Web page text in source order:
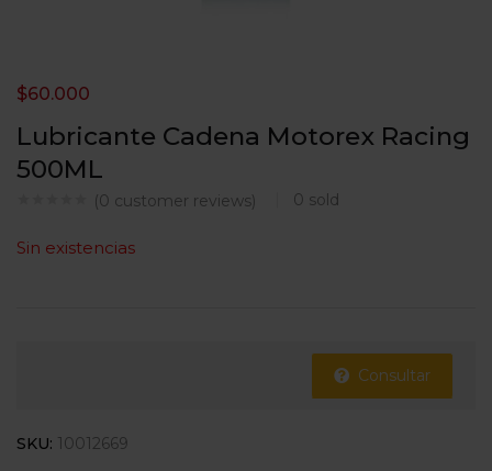
Lubricante Cadena Motorex Racing
500ML
(0 customer reviews) 0 sold
$60.000
Sin existencias
Consultar
SKU: 10012669